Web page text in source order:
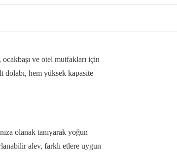
ve otel mutfakları için
dolabı, hem yüksek kapasite
olanak tanıyarak yoğun
alev, farklı etlere uygun